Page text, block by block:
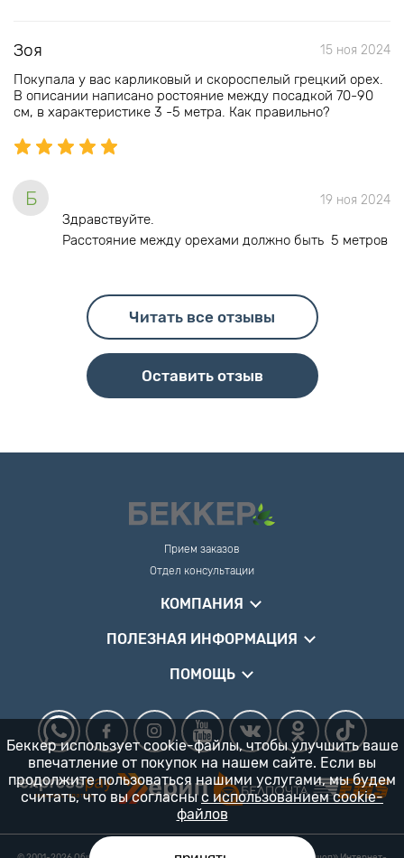
Зоя 15 ноя 2024
Покупала у вас карликовый и скороспелый грецкий орех.
В описании написано ростояние между посадкой 70-90
см, в характеристике 3 -5 метра. Как правильно?
Б 19 ноя 2024
Здравствуйте.
Расстояние между орехами должно быть 5 метров
Читать все отзывы
Оставить отзыв
Прием заказов
Отдел консультации
КОМПАНИЯ
ПОЛЕЗНАЯ ИНФОРМАЦИЯ
ПОМОЩЬ
Беккер использует cookie-файлы, чтобы улучшить ваше
впечатление от покупок на нашем сайте. Если вы
продолжите пользоваться нашими услугами, мы будем
считать, что вы согласны с использованием cookie-
файлов